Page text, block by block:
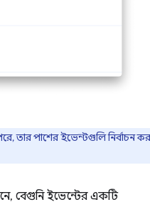
তার পাশের ইভেন্টগুলি নির্বাচন
বেগুনি ইভেন্টের একটি